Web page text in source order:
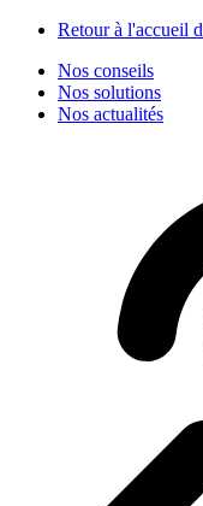
Retour à l'accueil
Nos conseils
Nos solutions
Nos actualités